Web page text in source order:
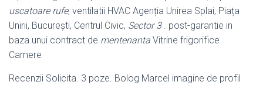
uscatoare rufe, ventilatii HVAC Agenția Unirea Splai, Piața
Unirii, București, Centrul Civic, Sector 3. post-garantie in
baza unui contract de mentenanta Vitrine frigorifice
Camere
Recenzii Solicita. 3 poze. Bolog Marcel imagine de profil